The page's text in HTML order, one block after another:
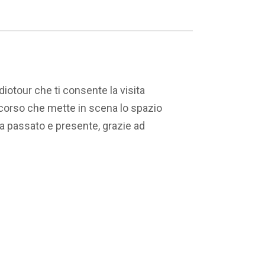
che ti consente la visita
che mette in scena lo spazio
e presente, grazie ad